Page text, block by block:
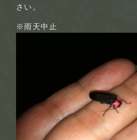
さい。
※雨天中止